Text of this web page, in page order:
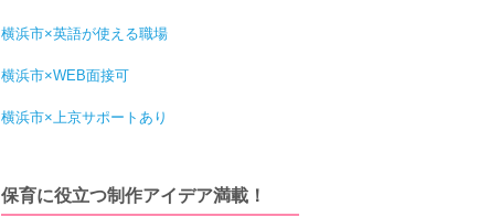
横浜市×英語が使える職場
横浜市×WEB面接可
横浜市×上京サポートあり
保育に役立つ制作アイデア満載！